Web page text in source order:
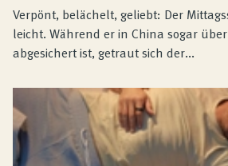
Verpönt, belächelt, geliebt: Der
leicht. Während er in China sogar
abgesichert ist, getraut sich der...